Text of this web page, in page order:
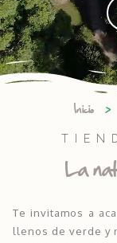
Inicio >
La
Te invitamos a
llenos de verde y